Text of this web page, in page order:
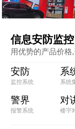
信息安防监
用优势的产品价
安防
监控系统
系
系统
警界
报警系统
对
楼宇